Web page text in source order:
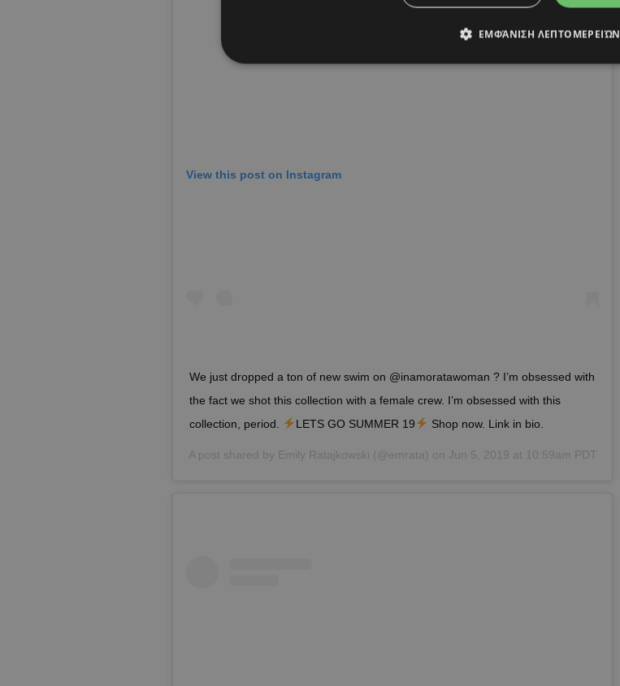
View this post on Instagram
We just dropped a ton of new swim on @inamoratawoman ? I’m obsessed with
the fact we shot this collection with a female crew. I’m obsessed with this
collection, period.
LETS GO SUMMER 19 Shop now. Link in bio.
A post shared by Emily Ratajkowski (@emrata) on Jun 5, 2019 at 10:59am PDT
ΕΜΦΆΝΙΣΗ ΛΕΠΤΟΜΕΡΕΙΏΝ